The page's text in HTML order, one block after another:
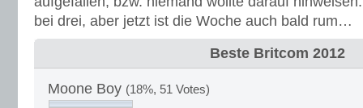
bei drei, aber jetzt ist die Woche auch bald rum…
Beste Britcom 2012
Moone Boy (18%, 51 Votes)